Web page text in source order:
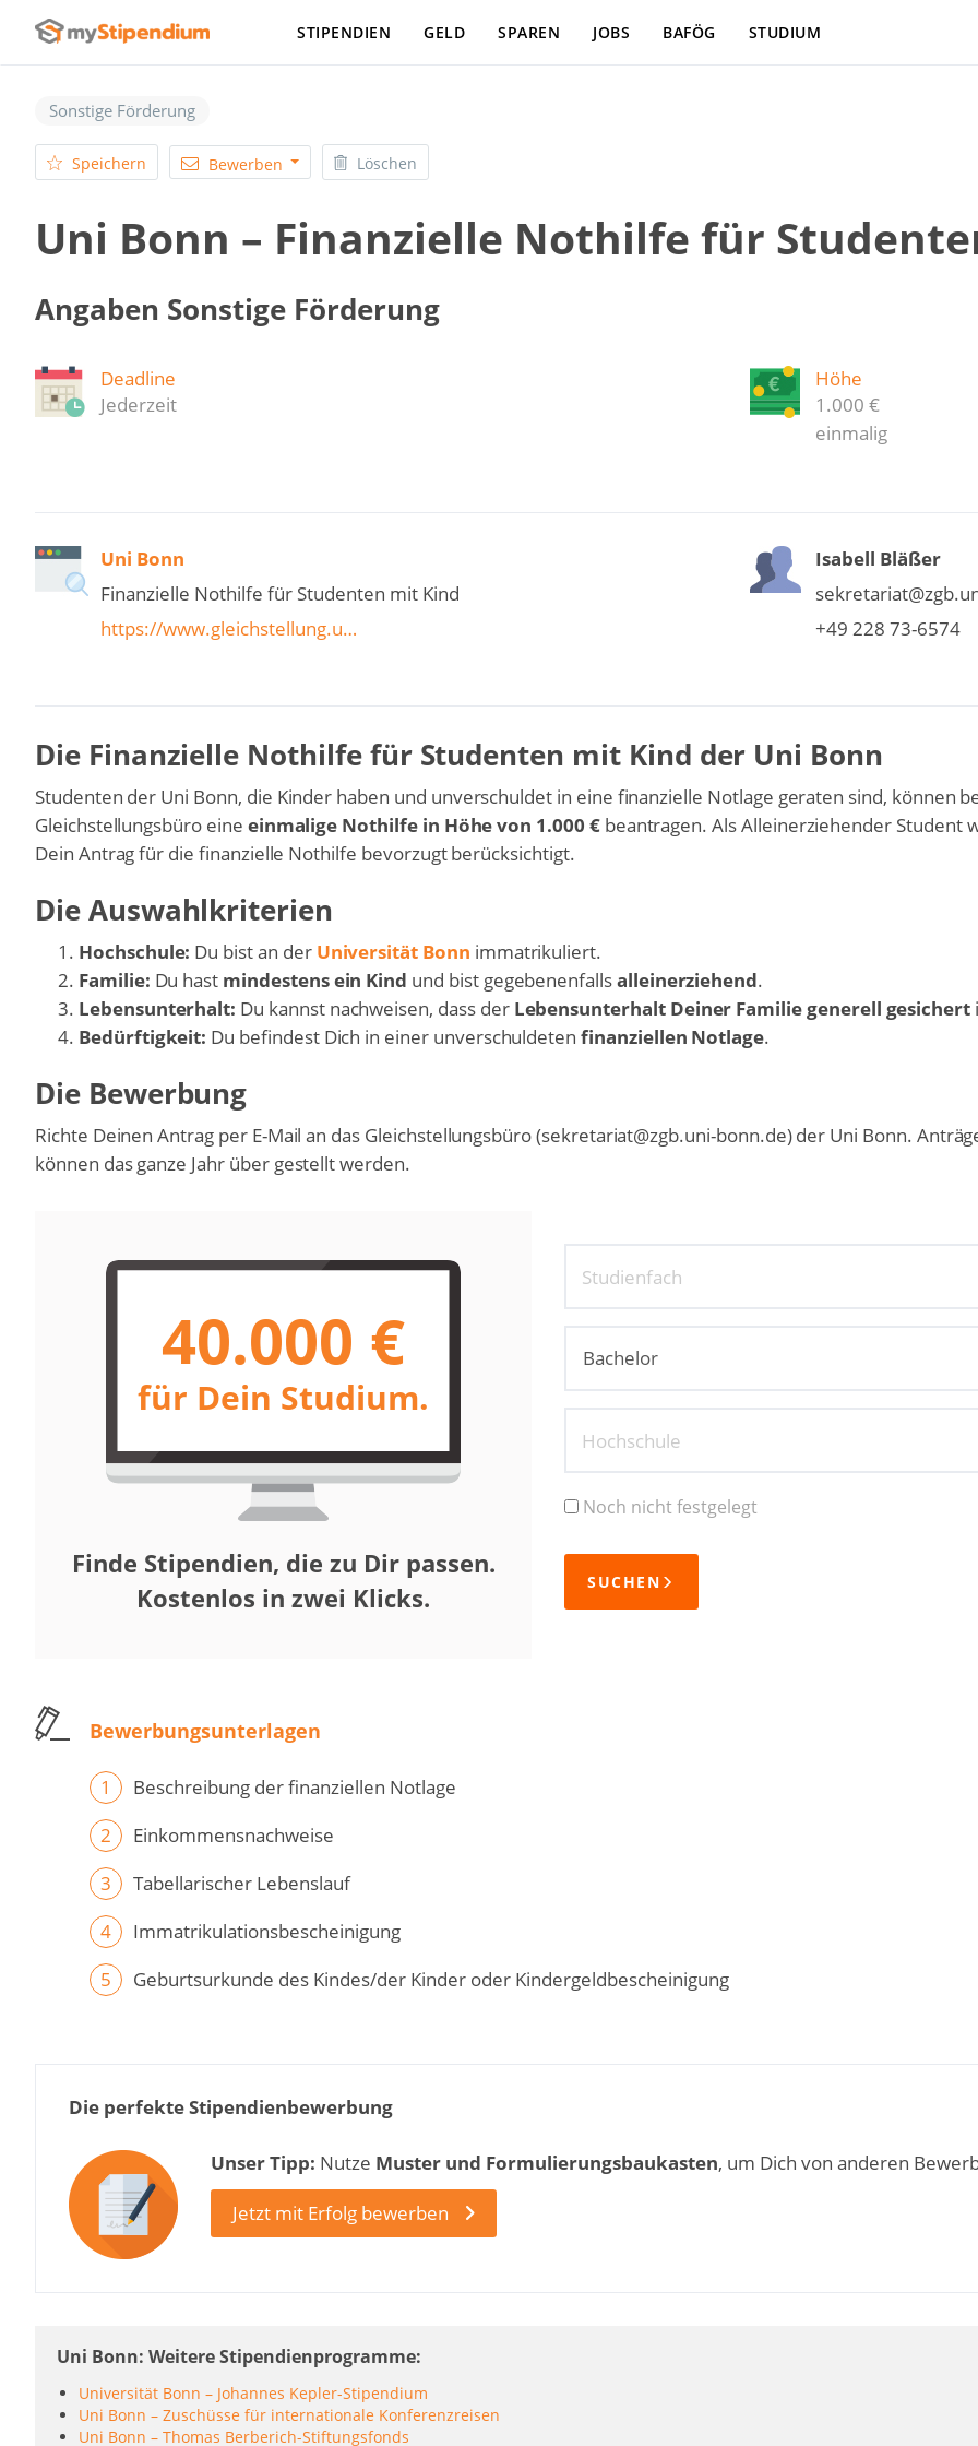
STIPENDIEN GELD SPAREN JOBS BAFÖG STUDIUM
Sonstige Förderung
Speichern Bewerben Löschen
Uni Bonn – Finanzielle Nothilfe für
Angaben Sonstige Förderung
Deadline
Jederzeit
Höhe
1.000 €
einmalig
Uni Bonn
Finanzielle Nothilfe für Studenten mit Kind
https://www.gleichstellung.u…
Isabell Bläßer
+49 228 73-6574
Die Finanzielle Nothilfe für Studenten mit Kind der Uni Bonn
Studenten der Uni Bonn, die Kinder haben und unverschuldet in eine finanzielle Notlage geraten sind, können
Gleichstellungsbüro eine einmalige Nothilfe in Höhe von 1.000 €beantragen. Als Alleinerziehender Student
Dein Antrag für die finanzielle Nothilfe bevorzugt berücksichtigt.
Die Auswahlkriterien
Hochschule: Du bist an der Universität Bonn immatrikuliert.
Familie: Du hast mindestens ein Kind und bist gegebenenfallsalleinerziehend.
Lebensunterhalt: Du kannst nachweisen, dass der Lebensunterhalt Deiner Familie generell gesichert
Bedürftigkeit: Du befindest Dich in einer unverschuldetenfinanziellen Notlage.
Die Bewerbung
Richte Deinen Antrag per E-Mail an das Gleichstellungsbüro (sekretariat@zgb.uni-bonn.de) der Uni Bonn.
können das ganze Jahr über gestellt werden.
40.000 €
für Dein Studium.
Finde Stipendien, die zu Dir passen.
Kostenlos in zwei Klicks.
Studienfach
Hochschule
Noch nicht festgelegt
SUCHEN
Bewerbungsunterlagen
Beschreibung der finanziellen Notlage
Einkommensnachweise
Tabellarischer Lebenslauf
Immatrikulationsbescheinigung
Geburtsurkunde des Kindes/der Kinder oder Kindergeldbescheinigung
Die perfekte Stipendienbewerbung
Unser Tipp: Nutze Muster und Formulierungsbaukasten, um Dich von anderen
Jetzt mit Erfolg bewerben
Uni Bonn: Weitere Stipendienprogramme
Universität Bonn – Johannes Kepler-Stipendium
Uni Bonn – Zuschüsse für internationale Konferenzreisen
Uni Bonn – Thomas Berberich-Stiftungsfonds